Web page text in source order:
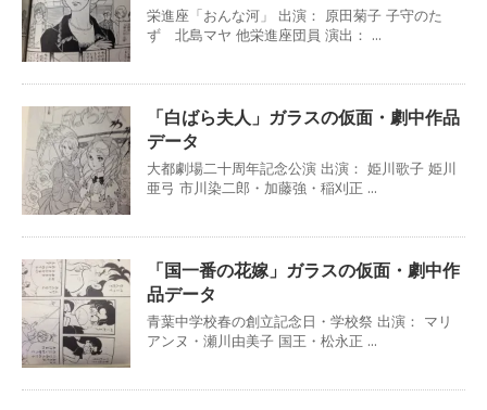
栄進座「おんな河」 出演： 原田菊子 子守のた
ず 北島マヤ 他栄進座団員 演出： ...
「白ばら夫人」ガラスの仮面・劇中作品
データ
大都劇場二十周年記念公演 出演： 姫川歌子 姫川
亜弓 市川染二郎・加藤強・稲刈正 ...
「国一番の花嫁」ガラスの仮面・劇中作
品データ
青葉中学校春の創立記念日・学校祭 出演： マリ
アンヌ・瀬川由美子 国王・松永正 ...